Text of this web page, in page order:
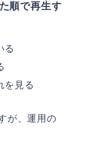
順で再生す
る
を見る
が、運用の